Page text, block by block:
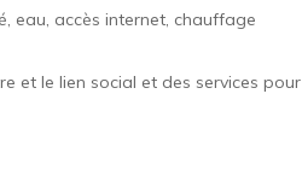
eau, accès internet, chauffage
et le lien social et des services pour